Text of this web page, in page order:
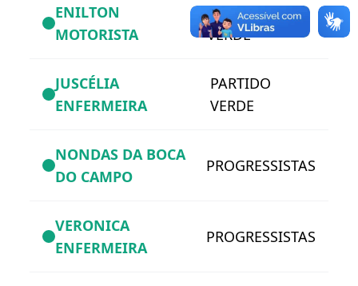
ENILTON
MOTORISTA
PARTIDO
VERDE
JUSCÉLIA
ENFERMEIRA
PARTIDO
VERDE
NONDAS DA BOCA
DO CAMPO
PROGRESSISTAS
VERONICA
ENFERMEIRA
PROGRESSISTAS